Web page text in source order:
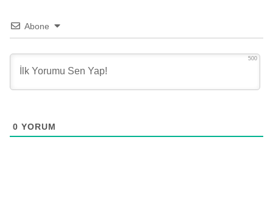
Abone
500
0 YORUM